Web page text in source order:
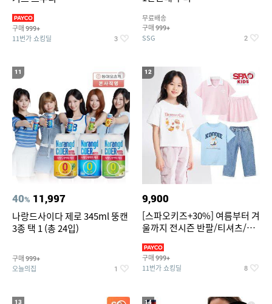
구매 999+
11번가 쇼킹딜 3
무료배송
구매 999+
SSG 2
11
40% 11,997
나랑드사이다 제로 345ml 뚱캔
3종 택 1 (총 24입)
구매 999+
오늘의집 1
12
9,900
[스파오키즈+30%] 여름부터 겨
울까지 전시즌 반팔/티셔츠/셋
구매 999+
11번가 쇼킹딜 8
13 14